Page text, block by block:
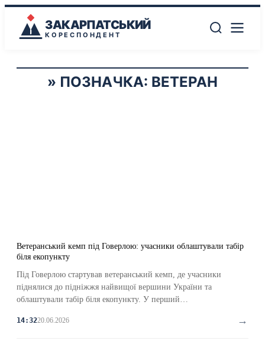
ЗАКАРПАТСЬКИЙ
КОРЕСПОНДЕНТ
ПОЗНАЧКА: ВЕТЕРАН
Ветеранський кемп під Говерлою: учасники облаштували табір
біля екопункту
Під Говерлою стартував ветеранський кемп, де учасники
піднялися до підніжжя найвищої вершини України та
облаштували табір біля екопункту. У перший…
14:3220.06.2026 →